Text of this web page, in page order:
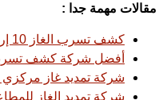
مقالات مهمة جدا :
كشف تسرب الغاز 10 إرشادي حول ما يجب القيام به
أفضل شركة كشف
شركة تمديد غاز مركزي
شركة تمديد الغاز